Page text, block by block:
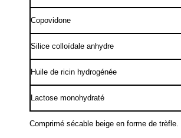
Copovidone
Silice colloïdale anhydre
Huile de ricin hydrogénée
Lactose monohydraté
Comprimé sécable beige en forme de